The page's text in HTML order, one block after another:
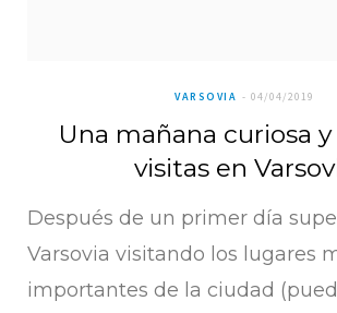
VARSOVIA 04/04/2019
Una mañana curiosa
visitas en
Después de un primer día
Varsovia visitando los lugares
importantes de la ciudad